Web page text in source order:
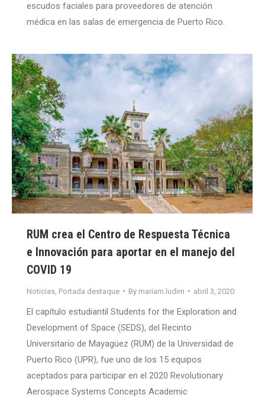
escudos faciales para proveedores de atención
médica en las salas de emergencia de Puerto Rico.
RUM crea el Centro de Respuesta Técnica
e Innovación para aportar en el manejo del
COVID 19
Noticias Portada destaque By mariam.ludim abril 3, 2020
El capítulo estudiantil Students for the Exploration and
Development of Space (SEDS), del Recinto
Universitario de Mayagüez (RUM) de la Universidad de
Puerto Rico (UPR), fue uno de los 15 equipos
aceptados para participar en el 2020 Revolutionary
Aerospace Systems Concepts Academic